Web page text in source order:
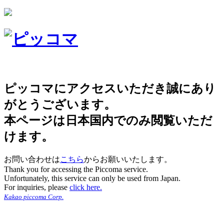
ピッコマにアクセスいただき誠にあり
がとうございます。
本ページは日本国内でのみ閲覧いただ
けます。
お問い合わせはこちらからお願いいたします。
Thank you for accessing the Piccoma service.
Unfortunately, this service can only be used from Japan.
For inquiries, please click here.
Kakao piccoma Corp.